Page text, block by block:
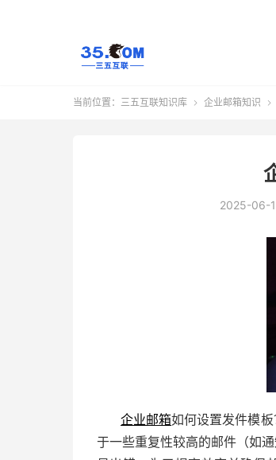
当前位置： 三五互联知识库  企业邮箱知识 
2025-06-
企业邮箱如何设置发件模
于一些重复性较高的邮件（如